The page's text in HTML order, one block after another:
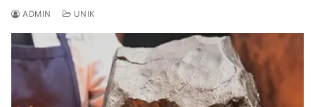
ADMIN UNIK